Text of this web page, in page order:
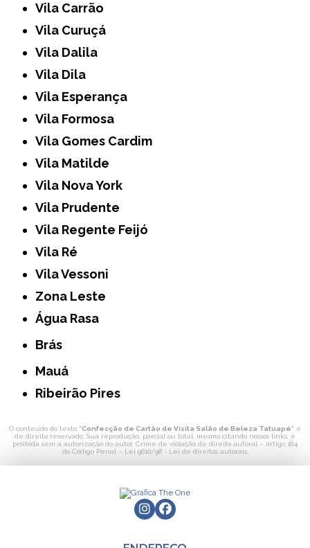
Vila Carrão
Vila Curuçá
Vila Dalila
Vila Dila
Vila Esperança
Vila Formosa
Vila Gomes Cardim
Vila Matilde
Vila Nova York
Vila Prudente
Vila Regente Feijó
Vila Ré
Vila Vessoni
Zona Leste
Água Rasa
Brás
Mauá
Ribeirão Pires
O conteúdo do texto "Confecção de Cartão de Visita Salão de Beleza Tatuapé" é
de direito reservado. Sua reprodução, parcial ou total, mesmo citando nossos links, é
proibida sem a autorização do autor. Crime de violação de direito autoral – artigo 184
do Código Penal – Lei 9610/98 - Lei de direitos autorais.